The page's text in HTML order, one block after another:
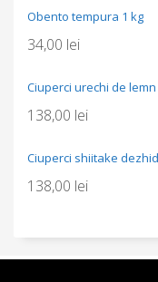
Obento tempura 1 kg
34,00 lei
Ciuperci urechi de lemn
138,00 lei
Ciuperci shiitake
138,00 lei